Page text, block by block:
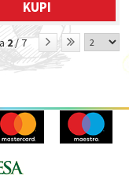
KUPI
2/ 7